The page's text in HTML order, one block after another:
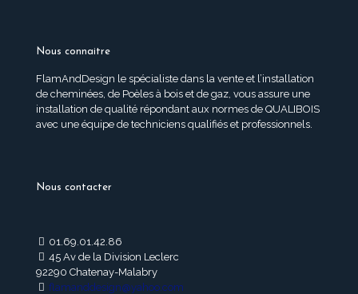
Nous connaitre
FlamAndDesign le spécialiste dans la vente et l’installation
de cheminées, de Poèles à bois et de gaz, vous assure une
installation de qualité répondant aux normes de QUALIBOIS
avec une équipe de techniciens qualifiés et professionnels.
Nous contacter
01.69.01.42.86
45 Av de la Division Leclerc
92290 Chatenay-Malabry
flamanddesign@yahoo.com